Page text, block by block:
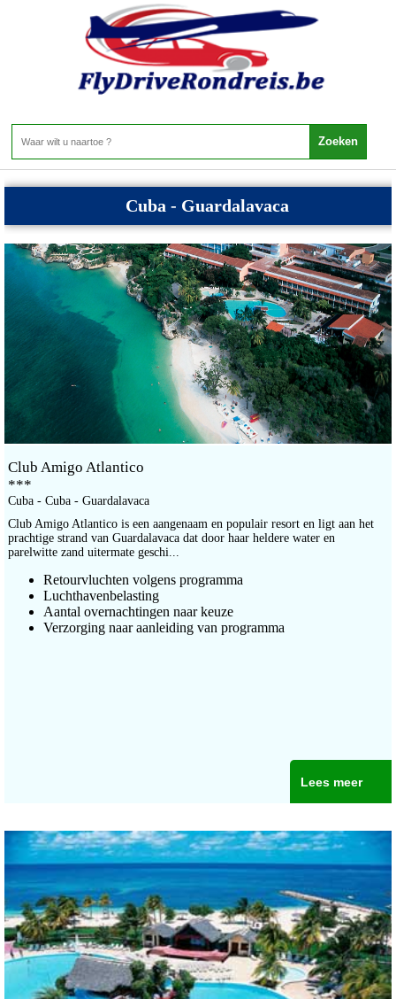
Cuba - Cuba
Home>Cuba>Cuba
Cuba - Guardalavaca
Club Amigo Atlantico
***
Cuba - Cuba - Guardalavaca
Club Amigo Atlantico is een aangenaam en populair resort en ligt aan het
prachtige strand van Guardalavaca dat door haar heldere water en
parelwitte zand uitermate geschi...
Retourvluchten volgens programma
Luchthavenbelasting
Aantal overnachtingen naar keuze
Verzorging naar aanleiding van programma
Lees meer